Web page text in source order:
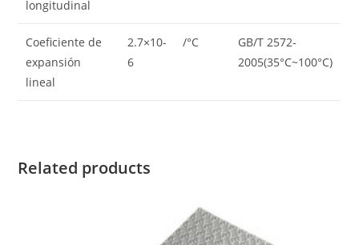
longitudinal
Coeficiente de
expansión
lineal
2.7×10-
6
/°C
GB/T 2572-
2005(35°C~100°C)
Related products